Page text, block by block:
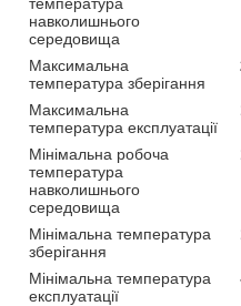
навколишнього
середовища
Максимальна
температура зберігання
Максимальна
температура експлуатації
Мінімальна робоча
температура
навколишнього
середовища
Мінімальна температура
зберігання
Мінімальна температура
експлуатації